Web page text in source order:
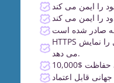
HTTPS را فعال می کند و یک نماد قفل را نمایش
می دهد.
قابل اعتماد